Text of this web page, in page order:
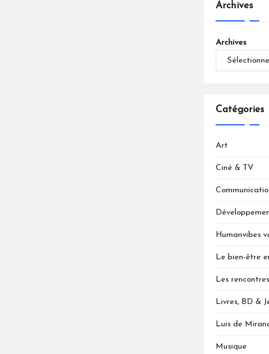
Archives
Archives
Catégories
Art
Ciné & TV
Humanvibes
Le bien-être
Les
Livres, BD &
Luis de
Musique